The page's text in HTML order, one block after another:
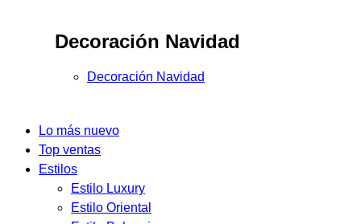
Decoración Navidad
Decoración Navidad
Lo más nuevo
Top ventas
Estilos
Estilo Luxury
Estilo Oriental